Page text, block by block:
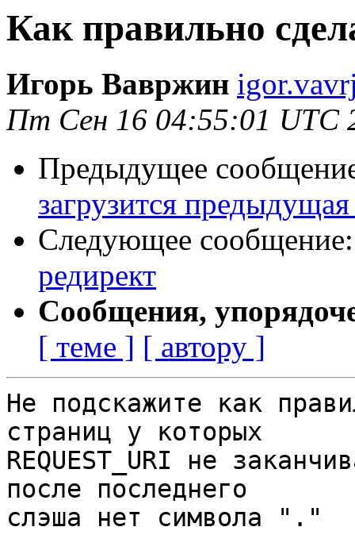
Как правильно
Игорь Вавржин
Пт Сен 16 04:55:01 UTC
Предыдущее
загрузится
Следующее
редирект
Сообщения,
[ теме ] [ автору ]
Не подскажите как
страниц у которых
REQUEST_URI не
после последнего
слэша нет символа "."